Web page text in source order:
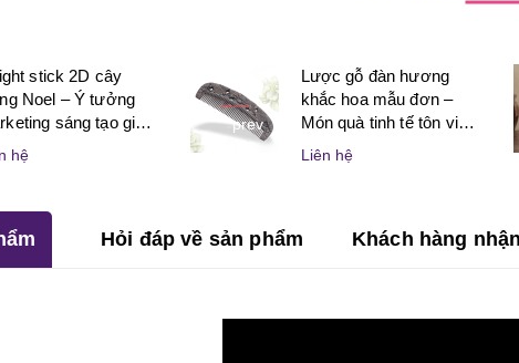
stick 2D cây
Noel – Ý tưởng
sáng tạo giúp
nghiệp bùng nổ
lễ hội
hệ
Lược gỗ đàn hương
khắc hoa mẫu đơn –
Món quà tinh tế tôn vinh
vẻ đẹp và sự may mắn
dành cho phụ nữ
Liên hệ
prev
Hỏi đáp về sản phẩm Khách hàng